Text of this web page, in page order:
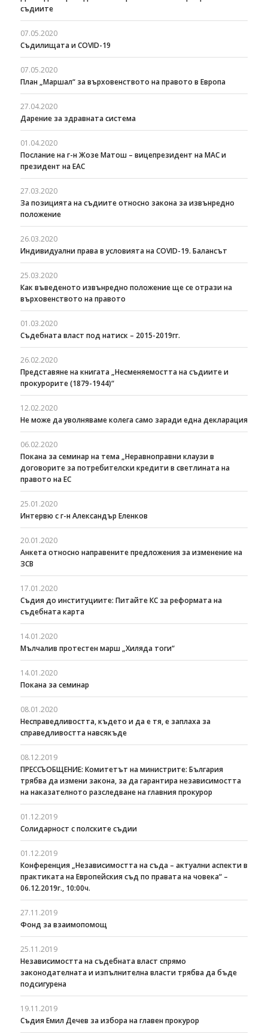
съдиите
07.05.2020
Съдилищата и COVID-19
07.05.2020
План „Маршал“ за върховенството на правото в Европа
27.04.2020
Дарение за здравната система
01.04.2020
Послание на г-н Жозе Матош – вицепрезидент на МАС и
президент на ЕАС
27.03.2020
За позицията на съдиите относно закона за извънредно
положение
26.03.2020
Индивидуални права в условията на COVID-19. Балансът
25.03.2020
Как въведеното извънредно положение ще се отрази на
върховенството на правото
01.03.2020
Съдебната власт под натиск – 2015-2019гг.
26.02.2020
Представяне на книгата „Несменяемостта на съдиите и
прокурорите (1879-1944)“
12.02.2020
Не може да уволняваме колега само заради една декларация
06.02.2020
Покана за семинар на тема „Неравноправни клаузи в
договорите за потребителски кредити в светлината на
правото на ЕС
25.01.2020
Интервю с г-н Александър Еленков
20.01.2020
Анкета относно направените предложения за изменение на
ЗСВ
17.01.2020
Съдия до институциите: Питайте КС за реформата на
съдебната карта
14.01.2020
Мълчалив протестен марш „Хиляда тоги“
14.01.2020
Покана за семинар
08.01.2020
Несправедливостта, където и да е тя, е заплаха за
справедливостта навсякъде
08.12.2019
ПРЕССЪОБЩЕНИЕ: Комитетът на министрите: България
трябва да измени закона, за да гарантира независимостта
на наказателното разследване на главния прокурор
01.12.2019
Солидарност с полските съдии
01.12.2019
Конференция „Независимостта на съда – актуални аспекти в
практиката на Европейския съд по правата на човека“ –
06.12.2019г., 10:00ч.
27.11.2019
Фонд за взаимопомощ
25.11.2019
Независимостта на съдебната власт спрямо
законодателната и изпълнителна власти трябва да бъде
подсигурена
19.11.2019
Съдия Емил Дечев за избора на главен прокурор